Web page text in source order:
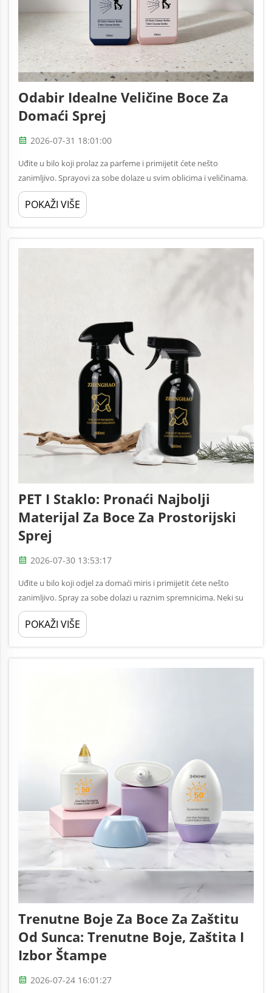
Odabir Idealne Veličine Boce Za
Domaći Sprej
2026-07-31 18:01:00
Uđite u bilo koji prolaz za parfeme i primijetit ćete nešto
zanimljivo. Sprayovi za sobe dolaze u svim oblicima i veličinama.
Neki su dovoljno mali da se mogu ukloniti u džep. Drugi su
goleme vrčeve koje izgledaju kao da bi trebale biti ispod
kuhinjskog sudopera. A ovdje...
POKAŽI VIŠE
PET I Staklo: Pronaći Najbolji
Materijal Za Boce Za Prostorijski
Sprej
2026-07-30 13:53:17
Uđite u bilo koji odjel za domaći miris i primijetit ćete nešto
zanimljivo. Spray za sobe dolazi u raznim spremnicima. Neki su
gladki i prozirni, pokazujući tekućinu iznutra. Drugi su teški, tamni
i nesumnjivo vrhunski. A onda...
POKAŽI VIŠE
Trenutne Boje Za Boce Za Zaštitu
Od Sunca: Trenutne Boje, Zaštita I
Izbor Štampe
2026-07-24 16:01:27